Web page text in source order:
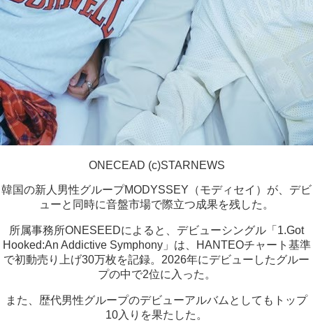
ONECEAD (c)STARNEWS
韓国の新人男性グループMODYSSEY（モディセイ）が、デビ
ューと同時に音盤市場で際立つ成果を残した。
所属事務所ONESEEDによると、デビューシングル「1.Got
Hooked:An Addictive Symphony」は、HANTEOチャート基準
で初動売り上げ30万枚を記録。2026年にデビューしたグルー
プの中で2位に入った。
また、歴代男性グループのデビューアルバムとしてもトップ
10入りを果たした。